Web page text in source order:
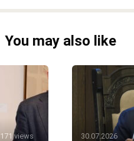
You may also like
171 views 30.07.2026